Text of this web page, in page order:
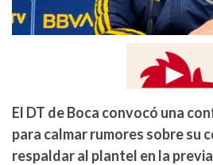
El DT de Boca convocó una
para calmar rumores sobre su
respaldar al plantel en la